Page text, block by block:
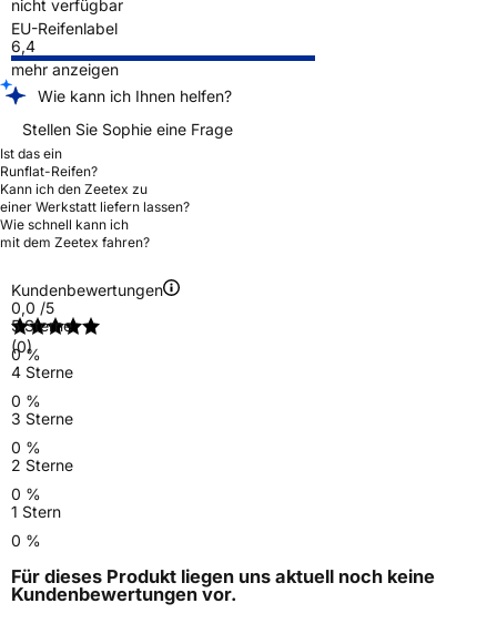
nicht verfügbar
EU-Reifenlabel
6,4
mehr anzeigen
Wie kann ich Ihnen helfen?
Stellen Sie Sophie eine Frage
Ist das ein
Runflat-Reifen?
Kann ich den Zeetex zu
einer Werkstatt liefern lassen?
Wie schnell kann ich
mit dem Zeetex fahren?
Kundenbewertungen
0,0 /5
(0)
5 Sterne
0 %
4 Sterne
0 %
3 Sterne
0 %
2 Sterne
0 %
1 Stern
0 %
Für dieses Produkt liegen uns aktuell noch keine
Kundenbewertungen vor.